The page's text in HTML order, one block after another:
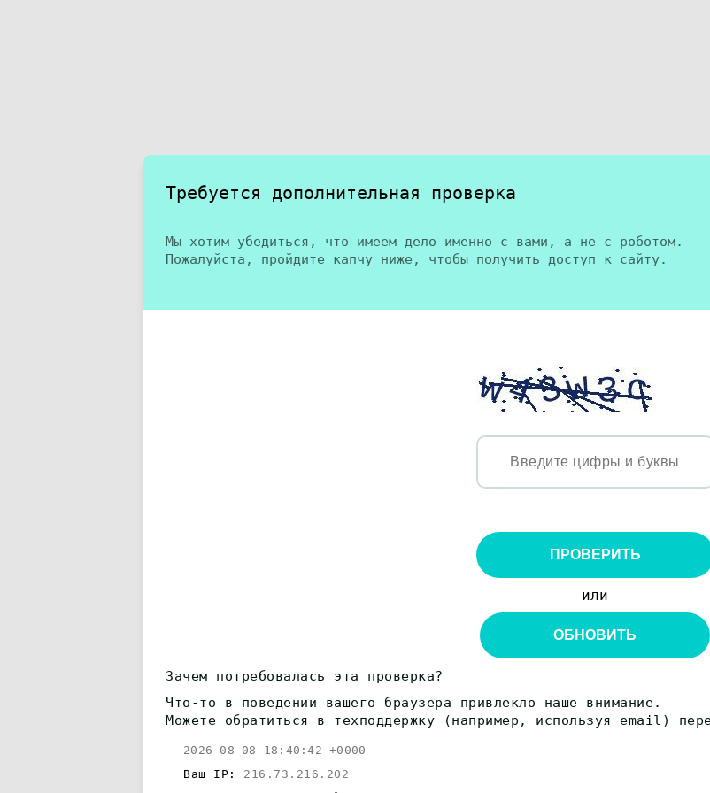
Требуется дополнительная проверка
Мы хотим убедиться, что имеем дело именно с вами, а не с роботом.
Пожалуйста, пройдите капчу ниже, чтобы получить доступ к сайту.
ПРОВЕРИТЬ
или
ОБНОВИТЬ
Зачем потребовалась эта проверка?
Что-то в поведении вашего браузера привлекло наше внимание.
Можете обратиться в техподдержку (например, используя email)
2026-08-08 18:40:42 +0000
Ваш IP: 216.73.216.202